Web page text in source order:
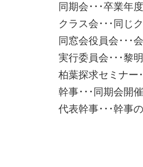
同期会･･･卒業年
クラス会･･･同じ
同窓会役員会･･･
実行委員会･･･黎
柏葉探求セミナー
幹事･･･同期会開
代表幹事･･･幹事